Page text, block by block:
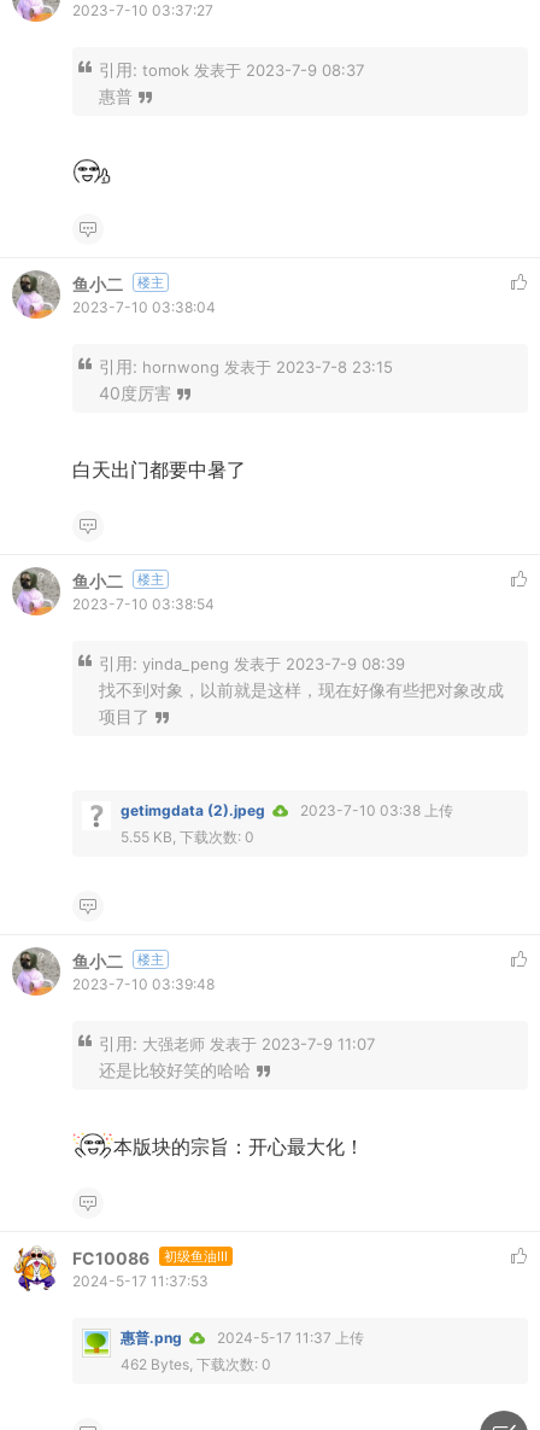
2023-7-10 03:37:27
引用: tomok 发表于 2023-7-9 08:37
惠普
鱼小二 楼主
2023-7-10 03:38:04
引用: hornwong 发表于 2023-7-8 23:15
40度厉害
白天出门都要中暑了
鱼小二 楼主
2023-7-10 03:38:54
引用: yinda_peng 发表于 2023-7-9 08:39
找不到对象，以前就是这样，现在好像有些把对象改成
项目了
getimgdata (2).jpeg
2023-7-10 03:38 上传
5.55 KB, 下载次数: 0
鱼小二 楼主
2023-7-10 03:39:48
引用: 大强老师 发表于 2023-7-9 11:07
还是比较好笑的哈哈
本版块的宗旨：开心最大化！
FC10086 初级鱼油III
2024-5-17 11:37:53
惠普.png
2024-5-17 11:37 上传
462 Bytes, 下载次数: 0